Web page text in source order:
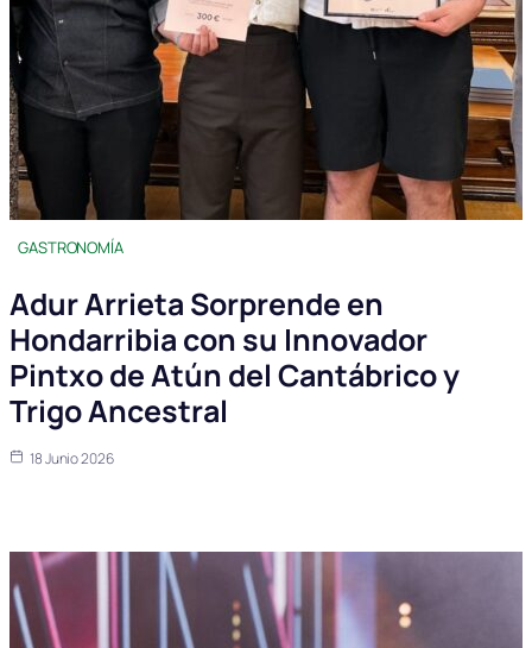
GASTRONOMÍA
Adur Arrieta Sorprende en
Hondarribia con su Innovador
Pintxo de Atún del Cantábrico y
Trigo Ancestral
18 Junio 2026